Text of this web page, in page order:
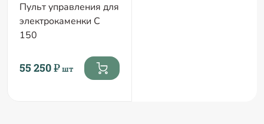
Пульт управления для
электрокаменки C
150
55 250 ₽шт